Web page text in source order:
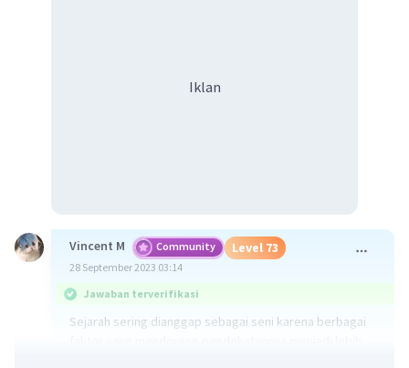
Iklan
Vincent M Community Level 73
28 September 2023 03:14
Jawaban terverifikasi
Sejarah sering dianggap sebagai seni karena berbagai